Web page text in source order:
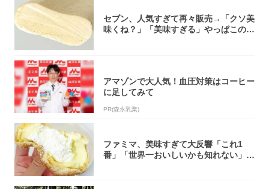
セブン、人気すぎて再々販売→「クソ美
味くね？」「美味すぎる」やっぱこのク
アマゾンで大人気！血圧対策はコーヒー
に足してみて
PR(森永乳業)
ファミマ、美味すぎて大反響「これ1
番」「世界一おいしいかも知れない」